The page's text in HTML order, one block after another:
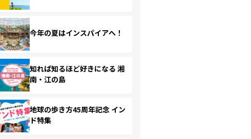
今年の夏はインスパイアへ！
知れば知るほど好きになる 湘
南・江の島
地球の歩き方45周年記念 イン
ド特集